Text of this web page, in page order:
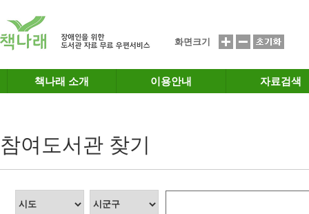
화면크기
책나래 소개 이용안내 자료검색
참여도서관 찾기